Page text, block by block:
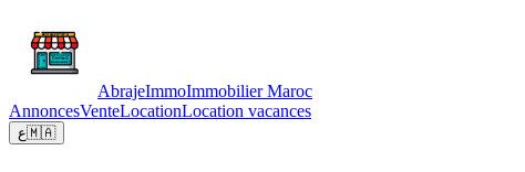
AbrajeImmoImmobilier Maroc
AnnoncesVenteLocationLocation vacances
ع🇲🇦